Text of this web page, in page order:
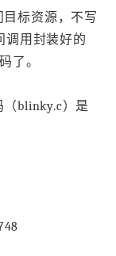
标资源，不写
调用封装好的
了。
blinky.c）是